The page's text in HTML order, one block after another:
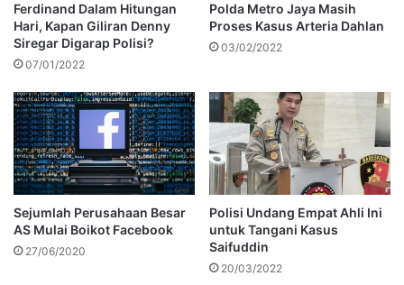
Ferdinand Dalam Hitungan
Hari, Kapan Giliran Denny
Siregar Digarap Polisi?
07/01/2022
Polda Metro Jaya Masih
Proses Kasus Arteria Dahlan
03/02/2022
Sejumlah Perusahaan Besar
AS Mulai Boikot Facebook
27/06/2020
Polisi Undang Empat Ahli Ini
untuk Tangani Kasus
Saifuddin
20/03/2022